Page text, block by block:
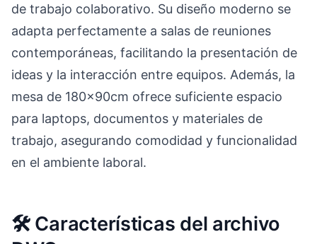
de trabajo colaborativo. Su diseño moderno se
adapta perfectamente a salas de reuniones
contemporáneas, facilitando la presentación de
ideas y la interacción entre equipos. Además, la
mesa de 180x90cm ofrece suficiente espacio
para laptops, documentos y materiales de
trabajo, asegurando comodidad y funcionalidad
en el ambiente laboral.
🛠️ Características del archivo